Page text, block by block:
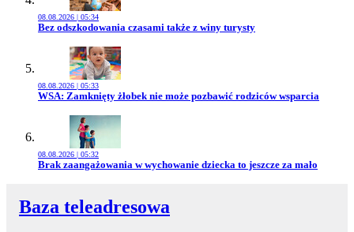
08.08.2026 | 05:34
Przejdź do artykułu:
Bez odszkodowania czasami także z winy turysty
08.08.2026 | 05:33
Przejdź do artykułu:
WSA: Zamknięty żłobek nie może pozbawić rodziców wsparcia
08.08.2026 | 05:32
Przejdź do artykułu:
Brak zaangażowania w wychowanie dziecka to jeszcze za mało
Baza teleadresowa